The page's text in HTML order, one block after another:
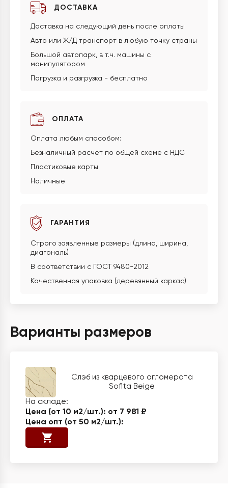
ДОСТАВКА
Доставка на следующий день после оплаты
Авто или Ж/Д транспорт в любую точку страны
Большой автопарк, в т.ч. машины с
манипулятором
Погрузка и разгрузка - бесплатно
ОПЛАТА
Оплата любым способом:
Безналичный расчет по общей схеме с НДС
Пластиковые карты
Наличные
ГАРАНТИЯ
Строго заявленные размеры (длина, ширина,
диагональ)
В соответствии с ГОСТ 9480-2012
Качественная упаковка (деревянный каркас)
Варианты размеров
Слэб из кварцевого агломерата
Sofita Beige
от 7 981 ₽